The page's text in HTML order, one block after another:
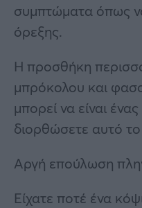
συμπτώματα όπως
όρεξης.
Η προσθήκη
μπρόκολου και
μπορεί να είναι
διορθώσετε αυτό
Αργή επούλωση
Είχατε ποτέ ένα